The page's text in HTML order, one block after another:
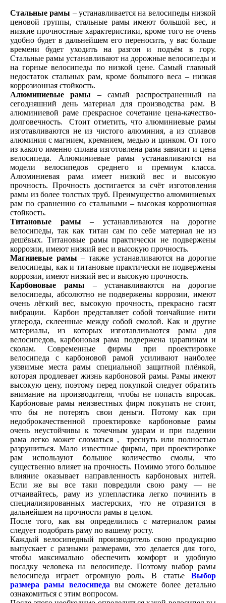
Стальные рамы – устанавливается на велосипеды низкой
ценовой группы, стальные рамы имеют большой вес, и
низкие прочностные характеристики, кроме того не очень
удобно будет в дальнейшем его переносить, у вас больше
времени будет уходить на разгон и подъём в гору.
Стальные рамы устанавливают на дорожные велосипеды и
на горные велосипеды по низкой цене. Самый главный
недостаток стальных рам, кроме большого веса – низкая
коррозионная стойкость.
Алюминиевые рамы – самый распространенный на
сегодняшний день материал для производства рам. В
алюминиевой раме прекрасное сочетание цена-качество-
долговечность. Стоит отметить, что алюминиевые рамы
изготавливаются не из чистого алюминия, а из сплавов
алюминия с магнием, кремнием, медью и цинком. От того
из какого именно сплава изготовлена рама зависит и цена
велосипеда. Алюминиевые рамы устанавливаются на
модели велосипедов среднего и премиум класса.
Алюминиевая рама имеет низкий вес и высокую
прочность. Прочность достигается за счёт изготовления
рамы из более толстых труб. Преимущество алюминиевых
рам по сравнению со стальными – высокая коррозионная
стойкость.
Титановые рамы– устанавливаются на дорогие
велосипеды, так как титан сам по себе материал не из
дешёвых. Титановые рамы практически не подвержены
коррозии, имеют низкий вес и высокую прочность.
Магниевые рамы– также устанавливаются на дорогие
велосипеды, как и титановые практически не подвержены
коррозии, имеют низкий вес и высокую прочность.
Карбоновые рамы – устанавливаются на дорогие
велосипеды, абсолютно не подвержены коррозии, имеют
очень лёгкий вес, высокую прочность, прекрасно гасят
вибрации. Карбон представляет собой тончайшие нити
углерода, склеенные между собой смолой. Как и другие
материалы, из которых изготавливаются рамы для
велосипедов, карбоновая рама подвержена царапинам и
сколам. Современные фирмы при проектировке
велосипеда с карбоновой рамой усиливают наиболее
уязвимые места рамы специальной защитной плёнкой,
которая продлевает жизнь карбоновой рамы. Рамы имеют
высокую цену, поэтому перед покупкой следует обратить
внимание на производителя, чтобы не попасть впросак.
Карбоновые рамы неизвестных фирм покупать не стоит,
что бы не потерять свои деньги. Потому как при
недоброкачественной проектировке карбоновые рамы
очень неустойчивы к точечным ударам и при падении
рама легко может сломаться , треснуть или полностью
разрушиться. Мало известные фирмы, при проектировке
рам используют большое количество смолы, что
существенно влияет на прочность. Помимо этого большое
влияние оказывает направленность карбоновых нитей.
Если же вы все таки повредили свою раму — не
отчаивайтесь, раму из углепластика легко починить в
специализированных мастерских, что не отразится в
дальнейшем на прочности рамы в целом.
После того, как вы определились с материалом рамы
следует подобрать раму по вашему росту.
Каждый велосипедный производитель свою продукцию
выпускает с разными размерами, это делается для того,
чтобы максимально обеспечить комфорт и удобную
посадку человека на велосипеде. Поэтому выбор рамы
велосипеда играет огромную роль. В статье Выбор
размера рамы велосипеда вы сможете более детально
ознакомиться с этим вопросом.